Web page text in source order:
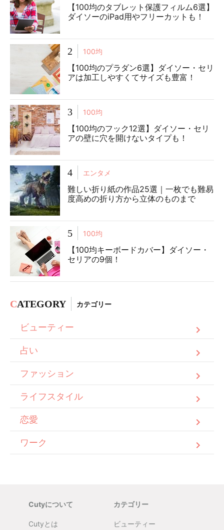
【100均のタブレット保護フィルム6選】
ダイソーのiPad用やフリーカットも！
2 100均
【100均のプラダン6選】ダイソー・セリ
アは加工しやすくてサイズも豊富！
3 100均
【100均のフック12選】ダイソー・セリ
アの壁に穴を開けないタイプも！
4 エンタメ
難しい折り紙の作品25選｜一枚でも難易
度高めの折り方から立体のものまで
5 100均
【100均キーボードカバー】ダイソー・
セリアの9個！
CATEGORY カテゴリー
ビューティー
占い
ファッション
ライフスタイル
恋愛
ワーク
Cutyについて
Cutyとは
カテゴリー
ビューティー